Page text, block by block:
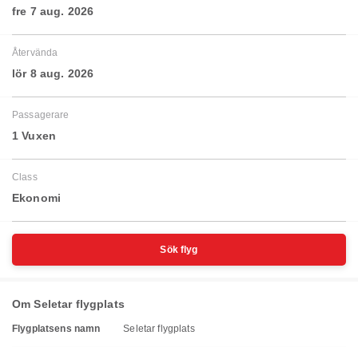
fre 7 aug. 2026
Återvända
lör 8 aug. 2026
Passagerare
1 Vuxen
Class
Ekonomi
Sök flyg
Om Seletar flygplats
Flygplatsens namn Seletar flygplats